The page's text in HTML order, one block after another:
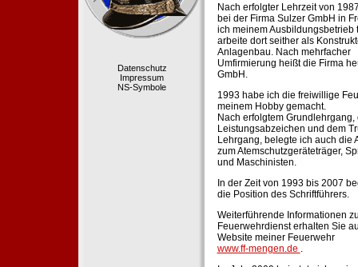
Datenschutz
Impressum
NS-Symbole
Nach erfolgter Lehrzeit von
bei der Firma Sulzer GmbH in
ich meinem Ausbildungsbetrieb
arbeite dort seither als
Anlagenbau. Nach mehrfacher
Umfirmierung heißt die Firma
GmbH.
1993 habe ich die freiwillige
meinem Hobby gemacht.
Nach erfolgtem Grundlehrgang,
Leistungsabzeichen und dem
Lehrgang, belegte ich auch die
zum Atemschutzgeräteträger,
und Maschinisten.
In der Zeit von 1993 bis 2007
die Position des Schriftführers.
Weiterführende Informationen
Feuerwehrdienst erhalten Sie
Website meiner Feuerwehr
www.ff-mengen.de .